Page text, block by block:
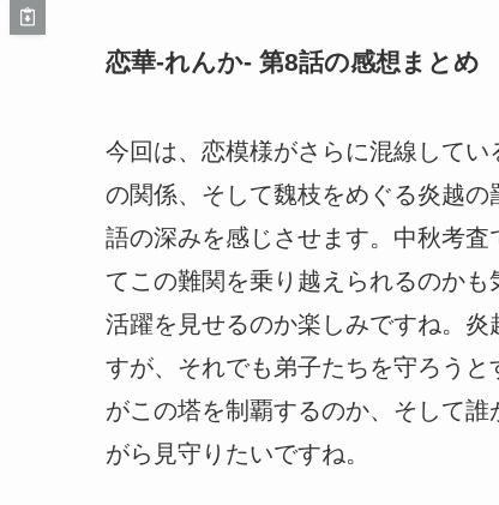
恋華-れんか- 第8話の感想まとめ
今回は、恋模様がさらに混線して
の関係、そして魏枝をめぐる炎越
語の深みを感じさせます。中秋考
てこの難関を乗り越えられるのか
活躍を見せるのか楽しみですね。
すが、それでも弟子たちを守ろう
がこの塔を制覇するのか、そして
がら見守りたいですね。